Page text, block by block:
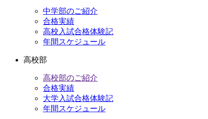
中学部のご紹介
合格実績
高校入試合格体験記
年間スケジュール
高校部
高校部のご紹介
合格実績
大学入試合格体験記
年間スケジュール